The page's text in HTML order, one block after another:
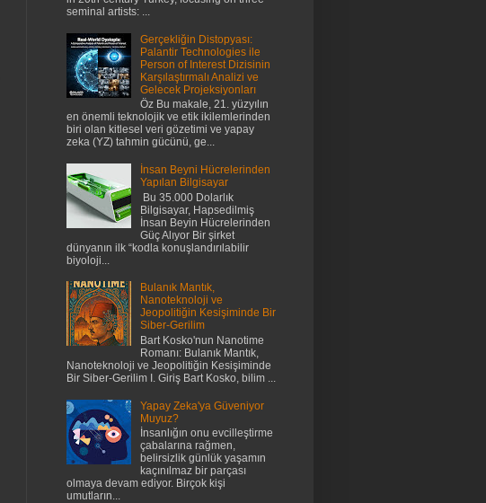
seminal artists: ...
Gerçekliğin Distopyası:
Palantir Technologies ile
Person of Interest Dizisinin
Karşılaştırmalı Analizi ve
Gelecek Projeksiyonları
Öz Bu makale, 21. yüzyılın
en önemli teknolojik ve etik ikilemlerinden
biri olan kitlesel veri gözetimi ve yapay
zeka (YZ) tahmin gücünü, ge...
İnsan Beyni Hücrelerinden
Yapılan Bilgisayar
Bu 35.000 Dolarlık
Bilgisayar, Hapsedilmiş
İnsan Beyin Hücrelerinden
Güç Alıyor Bir şirket
dünyanın ilk “kodla konuşlandırılabilir
biyoloji...
Bulanık Mantık,
Nanoteknoloji ve
Jeopolitiğin Kesişiminde Bir
Siber-Gerilim
Bart Kosko'nun Nanotime
Romanı: Bulanık Mantık,
Nanoteknoloji ve Jeopolitiğin Kesişiminde
Bir Siber-Gerilim I. Giriş Bart Kosko, bilim ...
Yapay Zeka'ya Güveniyor
Muyuz?
İnsanlığın onu evcilleştirme
çabalarına rağmen,
belirsizlik günlük yaşamın
kaçınılmaz bir parçası
olmaya devam ediyor. Birçok kişi
umutların...